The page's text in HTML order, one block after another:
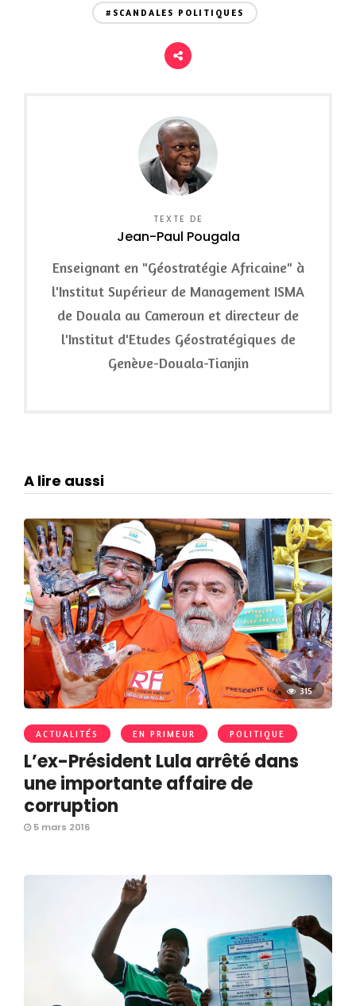
#SCANDALES POLITIQUES
TEXTE DE
Jean-Paul Pougala
Enseignant en "Géostratégie Africaine" à
l'Institut Supérieur de Management ISMA
de Douala au Cameroun et directeur de
l'Institut d'Etudes Géostratégiques de
Genève-Douala-Tianjin
A lire aussi
315
ACTUALITÉS EN PRIMEUR POLITIQUE
L’ex-Président Lula arrêté dans
une importante affaire de
corruption
5 mars 2016